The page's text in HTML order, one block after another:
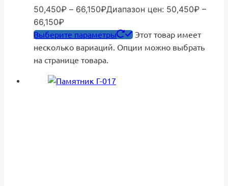
50,450₽ – 66,150₽Диапазон цен: 50,450₽ –
66,150₽
Выберите параметры
Этот товар имеет
несколько вариаций. Опции можно выбрать
на странице товара.